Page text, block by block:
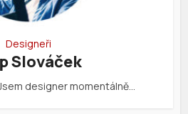
Designeři
Slováček
designer momentálně…